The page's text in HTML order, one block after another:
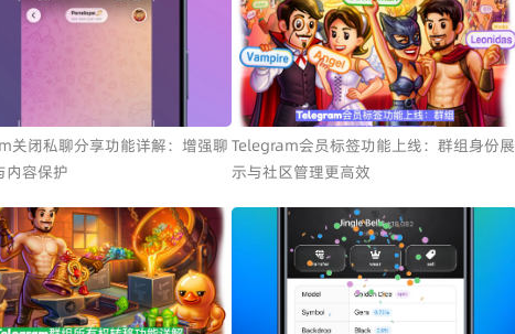
关闭私聊分享功能详解：增强聊
内容保护
Telegram会员标签功能上线：群组身份展
示与社区管理更高效